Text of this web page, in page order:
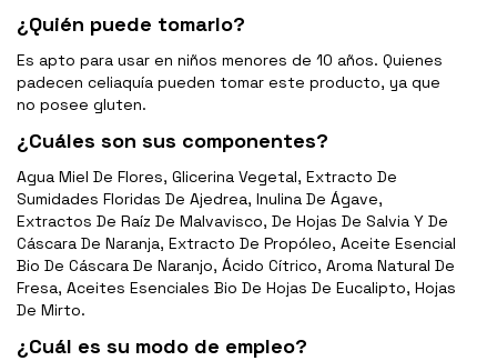
¿Quién puede tomarlo?
Es apto para usar en niños menores de 10 años. Quienes
padecen celiaquía pueden tomar este producto, ya que
no posee gluten.
¿Cuáles son sus componentes?
Agua Miel De Flores, Glicerina Vegetal, Extracto De
Sumidades Floridas De Ajedrea, Inulina De Ágave,
Extractos De Raíz De Malvavisco, De Hojas De Salvia Y De
Cáscara De Naranja, Extracto De Propóleo, Aceite Esencial
Bio De Cáscara De Naranjo, Ácido Cítrico, Aroma Natural De
Fresa, Aceites Esenciales Bio De Hojas De Eucalipto, Hojas
De Mirto.
¿Cuál es su modo de empleo?